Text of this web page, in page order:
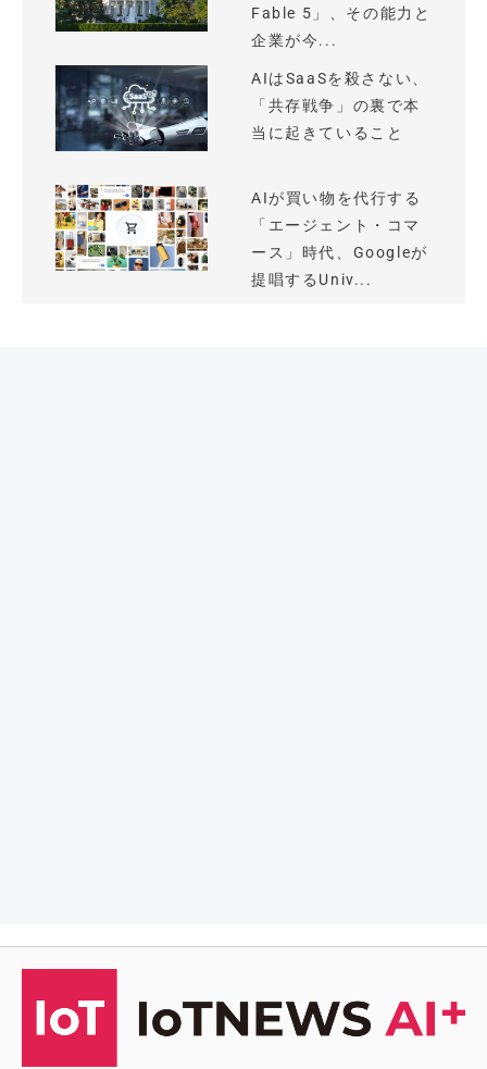
Fable 5」、その能力と
企業が今...
AIはSaaSを殺さない、
「共存戦争」の裏で本
当に起きていること
AIが買い物を代行する
「エージェント・コマ
ース」時代、Googleが
提唱するUniv...